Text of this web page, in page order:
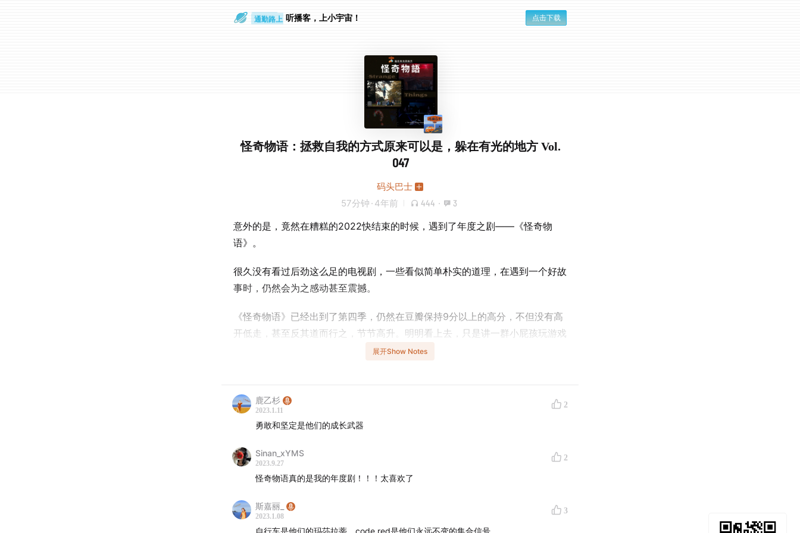
通勤路上 听播客，上小宇宙！ 点击下载
怪奇物语：拯救自我的方式原来可以是，躲在有光的地方 Vol.
047
码头巴士
57分钟 · 4年前 444 · 3
意外的是，竟然在糟糕的2022快结束的时候，遇到了年度之剧——《怪奇物
语》。
很久没有看过后劲这么足的电视剧，一些看似简单朴实的道理，在遇到一个好故
事时，仍然会为之感动甚至震撼。
《怪奇物语》已经出到了第四季，仍然在豆瓣保持9分以上的高分，不但没有高
开低走，甚至反其道而行之，节节高升。明明看上去，只是讲一群小屁孩玩游戏
的途中碰到了异世界的怪物，于是开启打怪之旅。可就是这样一个设定看上去很
于是想聊一聊，这部剧到底在哪里，吸引到我们这群早就不相信奇迹的成年人了
呢。
——自行车是他们的玛莎拉蒂，code red是他们永远不变的集合信号。
——如果没有Will妈妈的一路坚持，这个故事也许根本就不成立了。
展开Show Notes
鹿乙杉
2023.1.11
2
勇敢和坚定是他们的成长武器
Sinan_xYMS
2023.9.27
2
怪奇物语真的是我的年度剧！！！太喜欢了
斯嘉丽_
2023.1.08
3
自行车是他们的玛莎拉蒂，code red是他们永远不变的集合信号。